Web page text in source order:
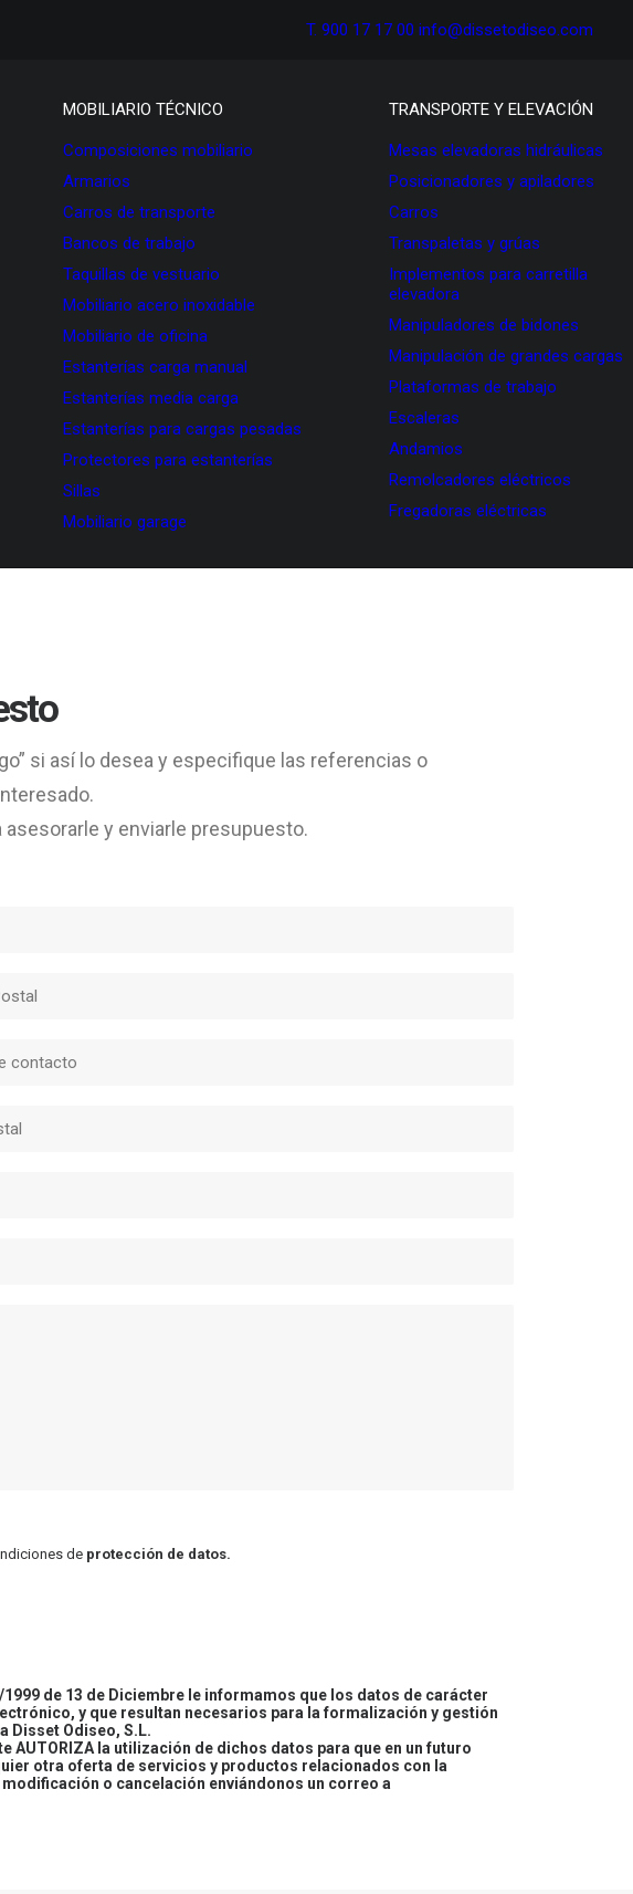
T. 900 17 17 00 info@dissetodiseo.com
MOBILIARIO TÉCNICO
Composiciones mobiliario
Armarios
Carros de transporte
Bancos de trabajo
Taquillas de vestuario
Mobiliario acero inoxidable
Mobiliario de oficina
Estanterías carga manual
Estanterías media carga
Estanterías para cargas pesadas
Protectores para estanterías
Sillas
Mobiliario garage
TRANSPORTE Y ELEVACIÓN
Mesas elevadoras hidráulicas
Posicionadores y apiladores
Carros
Transpaletas y grúas
Implementos para carretilla
elevadora
Manipuladores de bidones
Manipulación de grandes cargas
Plataformas de trabajo
Escaleras
Andamios
Remolcadores eléctricos
Fregadoras eléctricas
si así lo desea y especifique las referencias o
y enviarle presupuesto.
de protección de datos.
1999 de 13 de Diciembre le informamos que los datos de carácter
y que resultan necesarios para la formalización y gestión
Disset Odiseo, S.L.
la utilización de dichos datos para que en un futuro
otra oferta de servicios y productos relacionados con la
o cancelación enviándonos un correo a